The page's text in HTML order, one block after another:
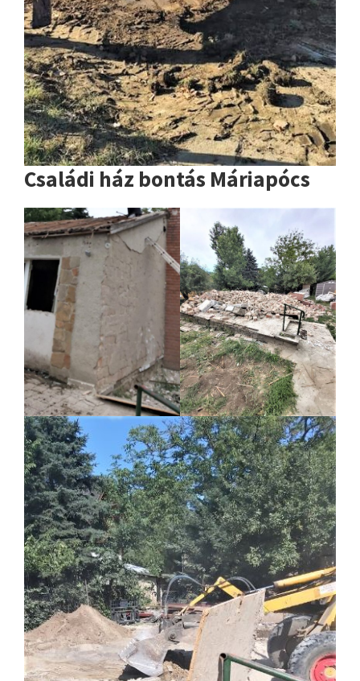
Családi ház bontás Máriapócs